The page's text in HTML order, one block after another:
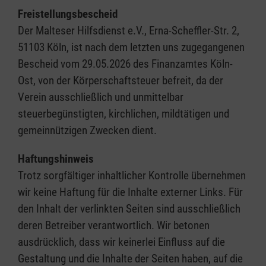
Freistellungsbescheid
Der Malteser Hilfsdienst e.V., Erna-Scheffler-Str. 2,
51103 Köln, ist nach dem letzten uns zugegangenen
Bescheid vom 29.05.2026 des Finanzamtes Köln-
Ost, von der Körperschaftsteuer befreit, da der
Verein ausschließlich und unmittelbar
steuerbegünstigten, kirchlichen, mildtätigen und
gemeinnützigen Zwecken dient.
Haftungshinweis
Trotz sorgfältiger inhaltlicher Kontrolle übernehmen
wir keine Haftung für die Inhalte externer Links. Für
den Inhalt der verlinkten Seiten sind ausschließlich
deren Betreiber verantwortlich. Wir betonen
ausdrücklich, dass wir keinerlei Einfluss auf die
Gestaltung und die Inhalte der Seiten haben, auf die